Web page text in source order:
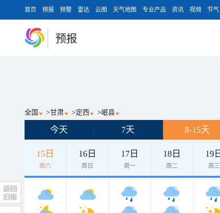
首页 预报 预警 雷达 云图 天气地图 专业产品 资讯 视频 节气
预报
全国 >甘肃 >定西 >岷县
今天 7天 8-15天
15日
周六
16日
周日
17日
周一
18日
周二
19
周三